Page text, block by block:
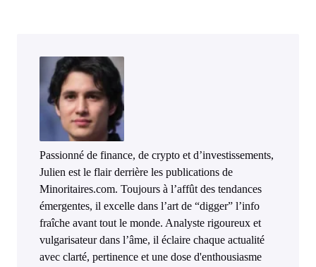
Passionné de finance, de crypto et d’investissements,
Julien est le flair derrière les publications de
Minoritaires.com. Toujours à l’affût des tendances
émergentes, il excelle dans l’art de “digger” l’info
fraîche avant tout le monde. Analyste rigoureux et
vulgarisateur dans l’âme, il éclaire chaque actualité
avec clarté, pertinence et une dose d'enthousiasme